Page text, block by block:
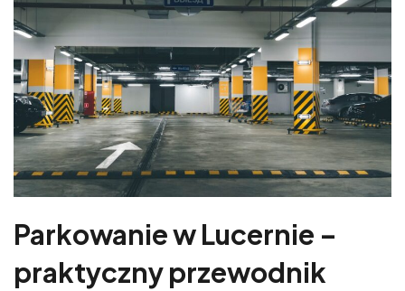
Parkowanie w Lucernie –
praktyczny przewodnik